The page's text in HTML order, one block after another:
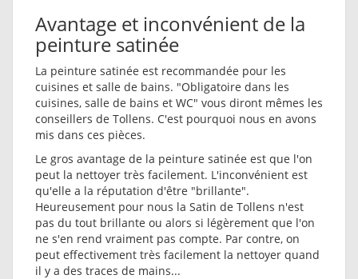
Avantage et inconvénient de la
peinture satinée
La peinture satinée est recommandée pour les
cuisines et salle de bains. "Obligatoire dans les
cuisines, salle de bains et WC" vous diront mêmes les
conseillers de Tollens. C'est pourquoi nous en avons
mis dans ces pièces.
Le gros avantage de la peinture satinée est que l'on
peut la nettoyer très facilement. L'inconvénient est
qu'elle a la réputation d'être "brillante".
Heureusement pour nous la Satin de Tollens n'est
pas du tout brillante ou alors si légèrement que l'on
ne s'en rend vraiment pas compte. Par contre, on
peut effectivement très facilement la nettoyer quand
il y a des traces de mains...